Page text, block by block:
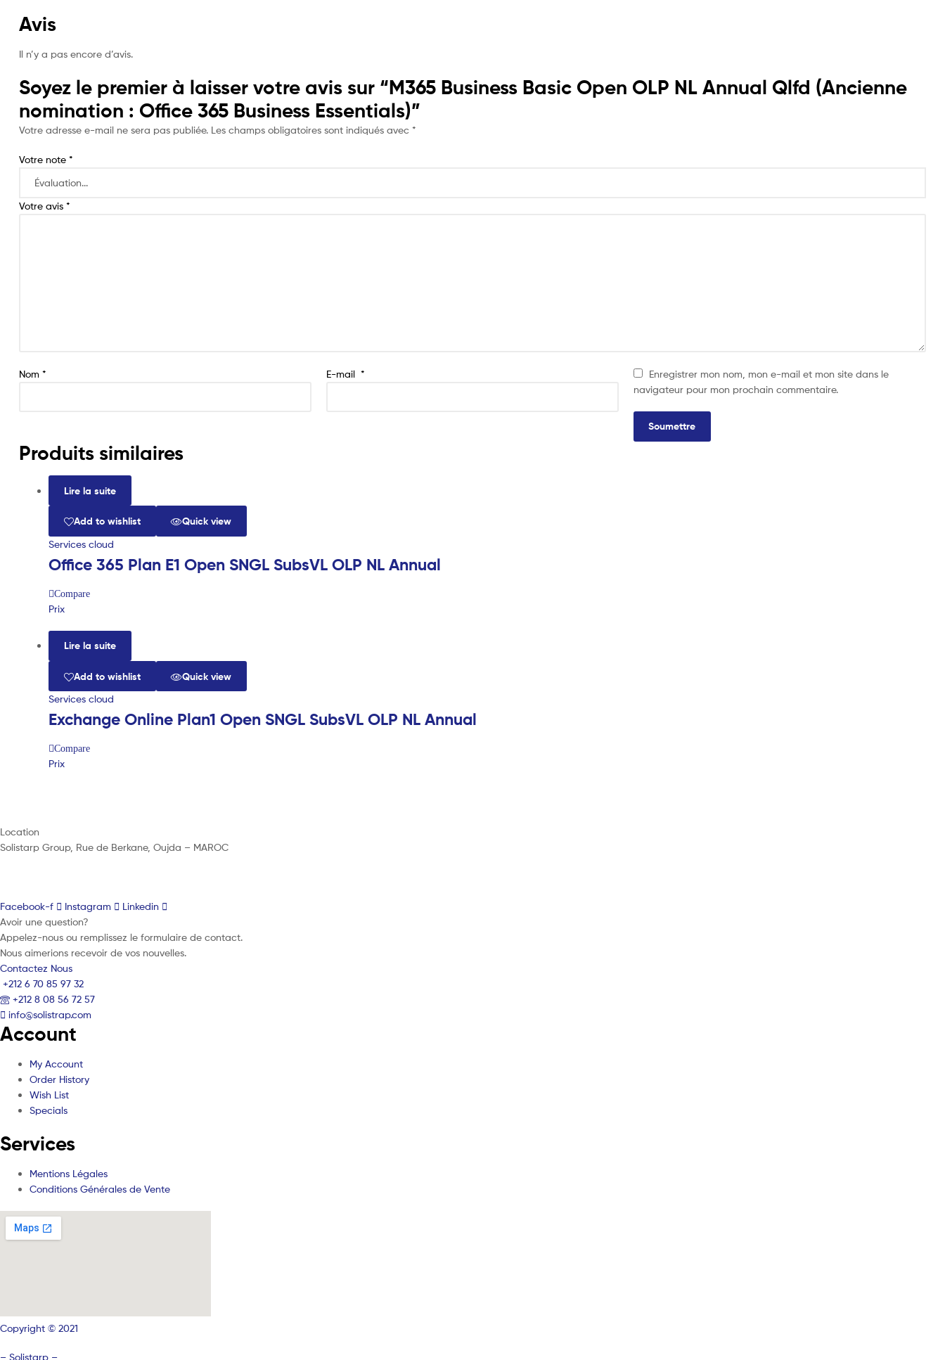
Avis
Il n’y a pas encore d’avis.
Soyez le premier à laisser votre avis sur “M365 Business Basic Open OLP NL Annual Qlfd (Ancienne
nomination : Office 365 Business Essentials)”
Votre adresse e-mail ne sera pas publiée. Les champs obligatoires sont indiqués avec *
Votre note *
Votre avis *
Nom * E-mail *
Enregistrer mon nom, mon e-mail et mon site dans le
navigateur pour mon prochain commentaire.
Produits similaires
Lire la suite
Add to wishlist Quick view
Services cloud
Office 365 Plan E1 Open SNGL SubsVL OLP NL Annual
Compare
Prix
Lire la suite
Add to wishlist Quick view
Services cloud
Exchange Online Plan1 Open SNGL SubsVL OLP NL Annual
Compare
Prix
Location
Solistarp Group, Rue de Berkane, Oujda – MAROC
Facebook-f Instagram
Linkedin
Avoir une question?
Appelez-nous ou remplissez le formulaire de contact.
Nous aimerions recevoir de vos nouvelles.
Contactez Nous
+212 6 70 85 97 32
+212 8 08 56 72 57
info@solistrap.com
Account
My Account
Order History
Wish List
Specials
Services
Mentions Légales
Conditions Générales de Vente
Copyright © 2021
– Solistarp –